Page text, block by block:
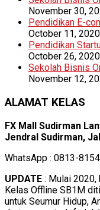
November 30,
Pendidikan E-
October 11, 2020
Pendidikan
October 26, 2020
Sekolah Bisnis
November 12,
ALAMAT KELAS
FX Mall Sudirman
Jendral Sudirman,
WhatsApp : 0813-
UPDATE : Mulai 2020,
Kelas Offline SB1M
untuk Seumur Hidup,